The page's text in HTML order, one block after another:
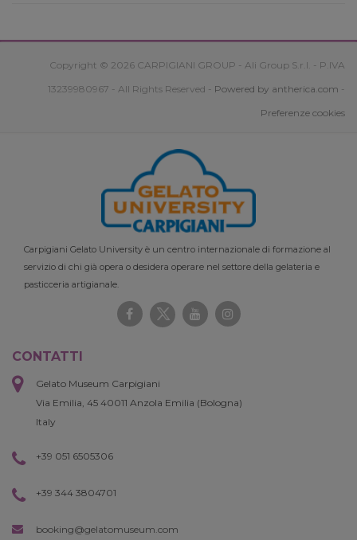
Copyright © 2026 CARPIGIANI GROUP - Ali Group S.r.l. - P.IVA
13239980967 - All Rights Reserved - Powered by antherica.com -
Preferenze cookies
Carpigiani Gelato University è un centro internazionale di formazione al
servizio di chi già opera o desidera operare nel settore della gelateria e
pasticceria artigianale.
CONTATTI
Gelato Museum Carpigiani
Via Emilia, 45 40011 Anzola Emilia (Bologna)
Italy
+39 051 6505306
+39 344 3804701
booking@gelatomuseum.com